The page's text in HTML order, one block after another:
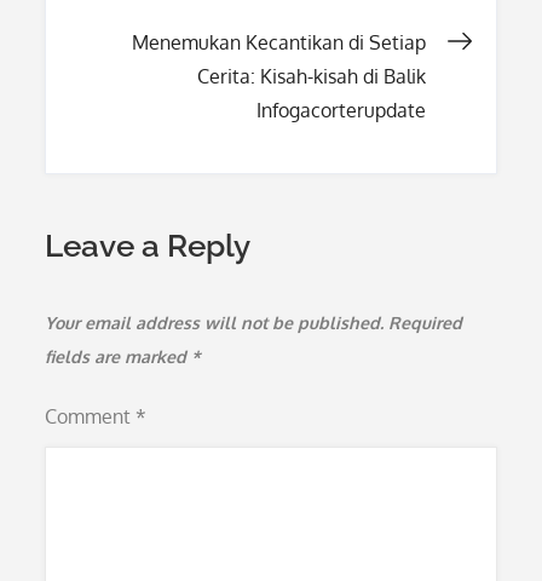
Menemukan Kecantikan di Setiap
Cerita: Kisah-kisah di Balik
Infogacorterupdate
Leave a Reply
Your email address will not be published. Required
fields are marked *
Comment *